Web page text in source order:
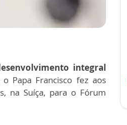
integral
Papa Francisco fez aos
na Suíça, para o Fórum